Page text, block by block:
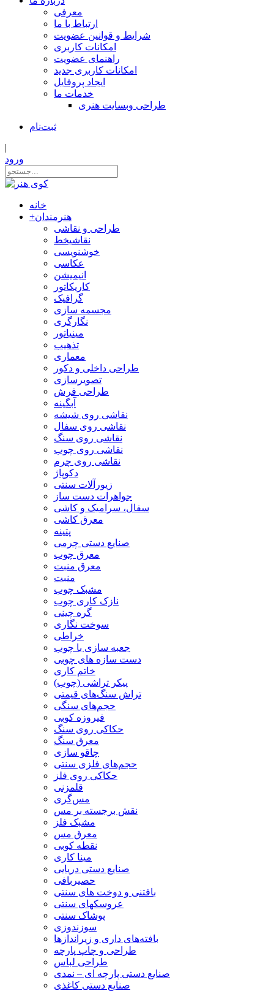
معرفی
ارتباط با ما
شرایط و قوانین عضویت
امکانات کاربری
راهنمای عضویت
امکانات کاربری جدید
ایجاد پروفایل
خدمات ما
طراحی وبسایت هنری
ثبت‌نام
|
ورود
خانه
+هنرمندان
طراحی و نقاشی
نقاشیخط
خوشنویسی
عکاسی
انیمیشن
کاریکاتور
گرافیک
مجسمه سازی
نگارگری
مینیاتور
تذهیب
معماری
طراحی داخلی و دکور
تصویرسازی
طراحی فرش
آبگینه
نقاشی روی شیشه
نقاشی روی سفال
نقاشی روی سنگ
نقاشی روی چوب
نقاشی روی چرم
دکوپاژ
زیورآلات سنتی
جواهرات دست ساز
سفال، سرامیک و کاشی
معرق کاشی
پتینه
صنایع دستی چرمی
معرق چوب
معرق منبت
منبت
مشبک چوب
نازک کاری چوب
گره چینی
سوخت نگاری
خراطی
جعبه سازی با چوب
دست سازه های چوبی
خاتم کاری
پیکر تراشی (چوب)
تراش سنگ‌های قیمتی
حجم‌های سنگی
فیروزه کوبی
حکاکی روی سنگ
معرق سنگ
چاقو سازی
حجم‌های فلزی سنتی
حکاکی روی فلز
قلمزنی
مس‌گری
نقش برجسته بر مس
مشبک فلز
معرق مس
نقطه کوبی
مینا کاری
صنایع دستی دریایی
حصیربافی
بافتنی‌ و دوخت های سنتی
عروسکهای سنتی
پوشاک سنتی
سوزندوزی
بافته‌های داری و زیراندازها
طراحی و چاپ پارچه
طراحی لباس
صنایع دستی پارچه ای – نمدی
صنایع دستی کاغذی